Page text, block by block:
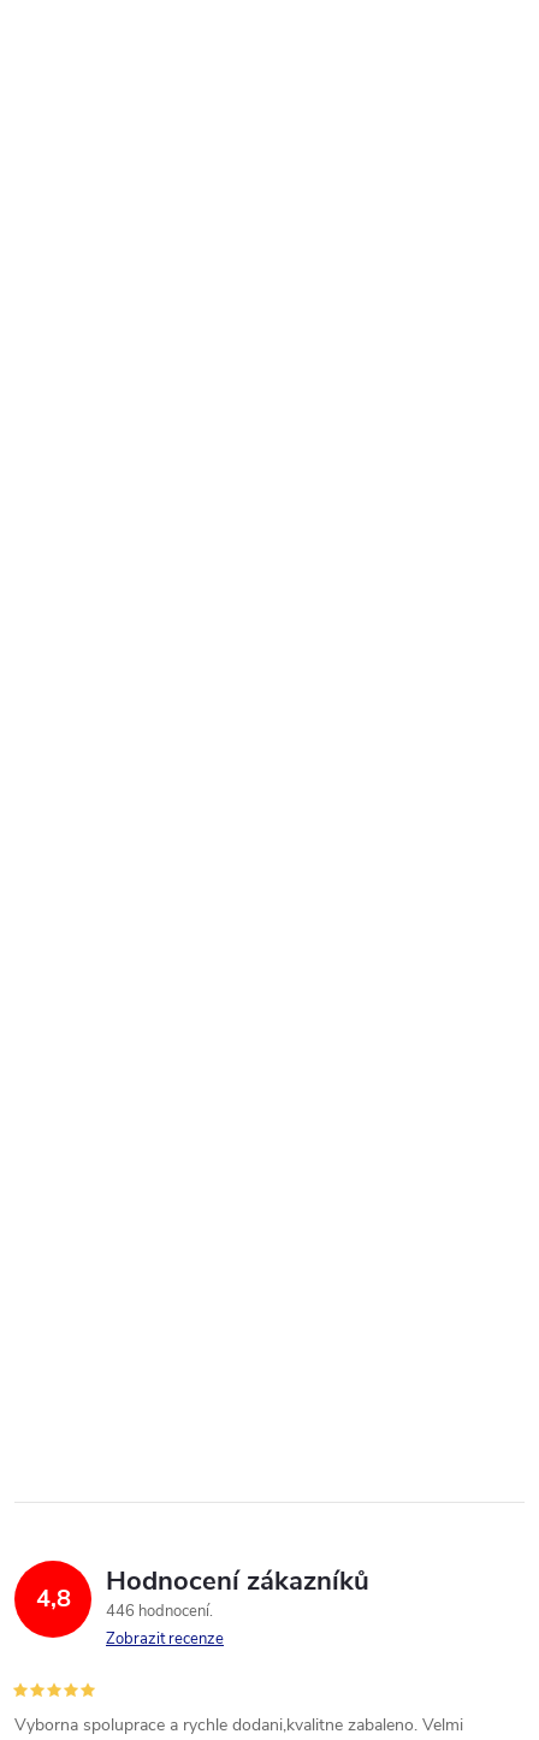
4,8 Hodnocení zákazníků
446 hodnocení
Zobrazit recenze
Vyborna spoluprace a rychle dodani,kvalitne zabaleno. Velmi